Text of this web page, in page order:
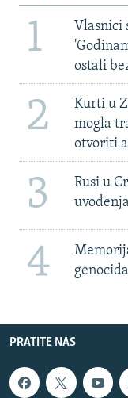
1
Vlasnici
ostali
2
Kurti u
mogla
otvoriti
3
Rusi u
4
PRATITE NAS